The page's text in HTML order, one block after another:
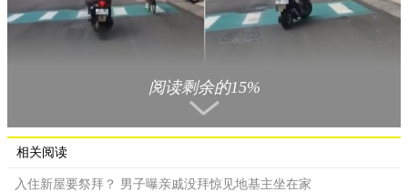
台中阿伯前进后退加弹跳宛如跳恰恰。
一名网友在脸书粉丝专页黑色豪门企业上PO出一段影片，片
中骑乘机车的阿伯先是翘孤轮几乎整个车身飞起，接着停第一个
红灯时，无论如何就是不肯放下双脚，宁愿左摇右晃，催油门再
阅读剩余的15%
相关阅读
入住新屋要祭拜？ 男子曝亲戚没拜惊见地基主坐在家